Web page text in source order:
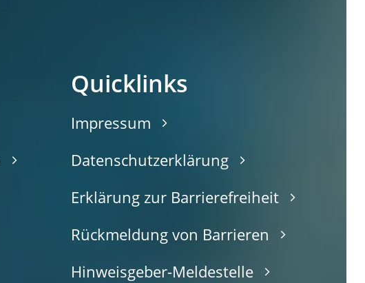
Quicklinks
Impressum
Datenschutzerklärung
Erklärung zur Barrierefreiheit
Rückmeldung von Barrieren
Hinweisgeber-Meldestelle